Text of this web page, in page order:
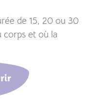
de 15, 20 ou 30
corps et où la